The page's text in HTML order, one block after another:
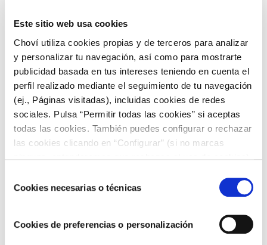
Este sitio web usa cookies
Choví utiliza cookies propias y de terceros para analizar
y personalizar tu navegación, así como para mostrarte
publicidad basada en tus intereses teniendo en cuenta el
perfil realizado mediante el seguimiento de tu navegación
(ej., Páginas visitadas), incluidas cookies de redes
sociales. Pulsa “Permitir todas las cookies” si aceptas
todas las cookies. También puedes configurar o rechazar
las cookies clicando en “Configurar” (si no marcas
COOKIES.
deCookies necesarias o técnicas
Cookies de preferencias o personalización
Calcio: Las fuentes de
una dieta ovolactovegetariana), vegetales de hojas
verdes, frutos secos y semillas, y productos
fortificados con calcio.
Vitamina B12:La vitamina B12 se encuentra
principalmente en productos de origen animal, por lo
que las personas que siguen una dieta vegetariana
pueden necesitar suplementos con vitamina B12.
Consejos para seguir una dieta
, es importante
Planificar las comidas:Planificar las comidas con